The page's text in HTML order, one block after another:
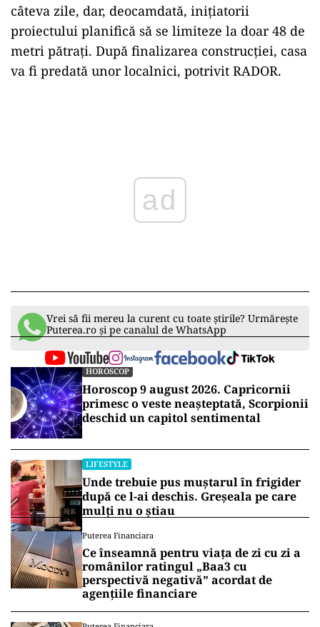
câteva zile, dar, deocamdată, iniţiatorii
proiectului planifică să se limiteze la doar 48 de
metri pătrați. După finalizarea construcției, casa
va fi predată unor localnici, potrivit RADOR.
Vrei să fii mereu la curent cu toate știrile? Urmărește
Puterea.ro și pe canalul de WhatsApp
HOROSCOP
Horoscop 9 august 2026. Capricornii
primesc o veste neașteptată, Scorpionii
deschid un capitol sentimental
LIFESTYLE
Unde trebuie pus muștarul în frigider
după ce l-ai deschis. Greșeala pe care
mulți nu o știau
Puterea Financiara
Ce înseamnă pentru viața de zi cu zi a
românilor ratingul „Baa3 cu
perspectivă negativă” acordat de
agențiile financiare